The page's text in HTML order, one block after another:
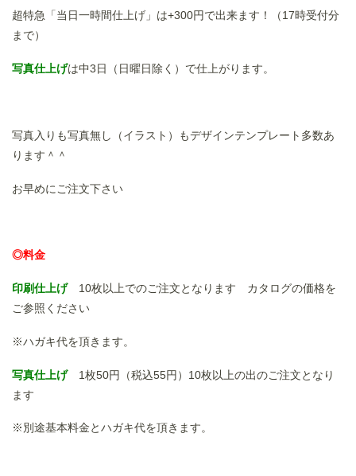
超特急「当日一時間仕上げ」は+300円で出来ます！（17時受付分
まで）
写真仕上げは中3日（日曜日除く）で仕上がります。
写真入りも写真無し（イラスト）もデザインテンプレート多数あ
ります＾＾
お早めにご注文下さい
◎料金
印刷仕上げ10枚以上でのご注文となります カタログの価格を
ご参照ください
※ハガキ代を頂きます。
写真仕上げ1枚50円（税込55円）10枚以上の出のご注文となり
ます
※別途基本料金とハガキ代を頂きます。